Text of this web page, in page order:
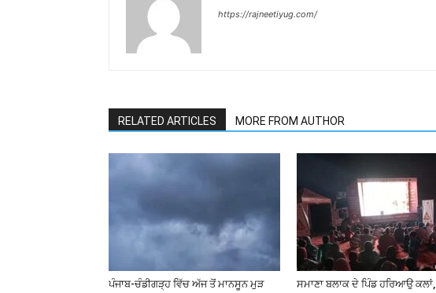
https://rajneetiyug.com/
RELATED ARTICLES MORE FROM AUTHOR
ਪੰਜਾਬ-ਚੰਡੀਗੜ੍ਹ ਵਿੱਚ ਅੱਜ ਤੋਂ ਮਾਨਸੂਨ ਮੁੜ
ਸਮਾਣਾ ਬਲਾਕ ਦੇ ਪਿੰਡ ਹਰਿਆਉ ਕਲਾਂ,